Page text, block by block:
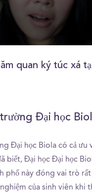
quan ký túc xá
Đại học
Đại học Biola có cả ưu
biết, Đại học Đại học
phố này đóng vai trò
của sinh viên khi